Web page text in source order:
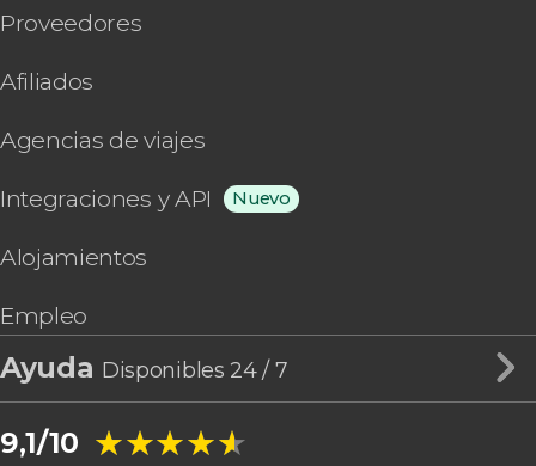
Proveedores
Afiliados
Agencias de viajes
Integraciones y API Nuevo
Alojamientos
Empleo
Ayuda Disponibles 24 / 7
9,1/10 ★★★★★
★★★★★